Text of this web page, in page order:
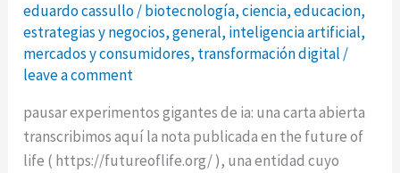
eduardo cassullo/biotecnología,ciencia,educacion,
estrategias y negocios,general, inteligencia artificial,
mercados y consumidores, transformación digital /
leave a comment
pausar experimentos gigantes de ia: una carta abierta
transcribimos aquí la nota publicada en the future of
life ( https://futureoflife.org/ ), una entidad cuyo